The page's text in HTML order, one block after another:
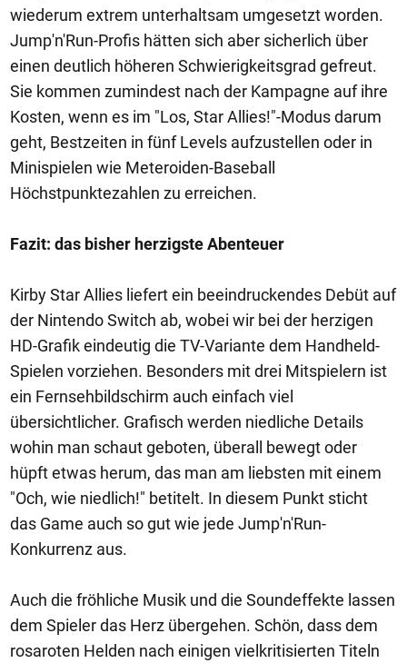
wiederum extrem unterhaltsam umgesetzt worden.
Jump'n'Run-Profis hätten sich aber sicherlich über
einen deutlich höheren Schwierigkeitsgrad gefreut.
Sie kommen zumindest nach der Kampagne auf ihre
Kosten, wenn es im "Los, Star Allies!"-Modus darum
geht, Bestzeiten in fünf Levels aufzustellen oder in
Minispielen wie Meteroiden-Baseball
Höchstpunktezahlen zu erreichen.
Fazit: das bisher herzigste Abenteuer
Kirby Star Allies liefert ein beeindruckendes Debüt auf
der Nintendo Switch ab, wobei wir bei der herzigen
HD-Grafik eindeutig die TV-Variante dem Handheld-
Spielen vorziehen. Besonders mit drei Mitspielern ist
ein Fernsehbildschirm auch einfach viel
übersichtlicher. Grafisch werden niedliche Details
wohin man schaut geboten, überall bewegt oder
hüpft etwas herum, das man am liebsten mit einem
"Och, wie niedlich!" betitelt. In diesem Punkt sticht
das Game auch so gut wie jede Jump'n'Run-
Konkurrenz aus.
Auch die fröhliche Musik und die Soundeffekte lassen
dem Spieler das Herz übergehen. Schön, dass dem
rosaroten Helden nach einigen vielkritisierten Titeln